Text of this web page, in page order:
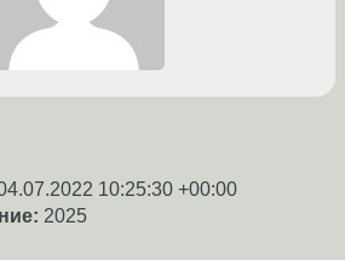
10:25:30 +00:00
2025